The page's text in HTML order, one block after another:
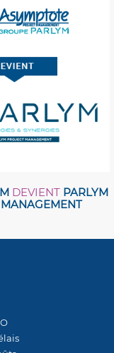
DEVIENT PARLYM